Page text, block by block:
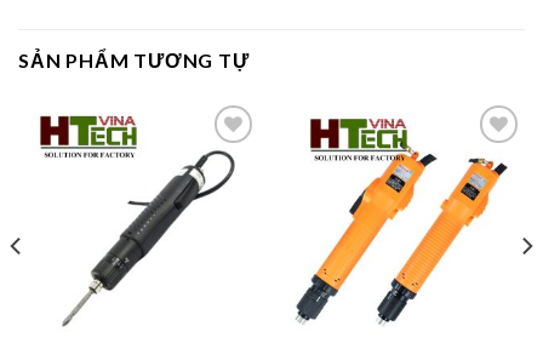
SẢN PHẨM TƯƠNG TỰ
Add to
wishlist
Add to
wishlist